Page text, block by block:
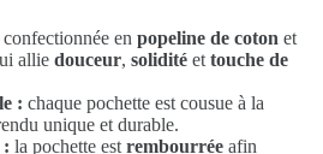
confectionnée en popeline de coton et
allie douceur, solidité et touche de
: chaque pochette est cousue à la
unique et durable.
: la pochette est rembourrée afin